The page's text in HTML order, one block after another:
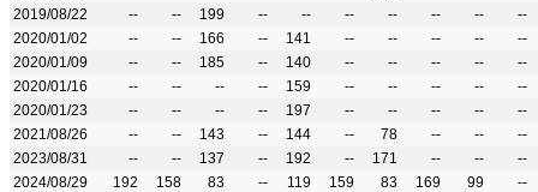
2019/08/22
-- -- 199 -- -- -- -- -- --
--
2020/01/02
-- -- 166 -- 141 -- -- -- --
--
2020/01/09
-- -- 185 -- 140 -- -- -- --
--
2020/01/16
-- -- -- -- 159 -- -- -- --
--
2020/01/23
-- -- -- -- 197 -- -- -- --
--
2021/08/26
-- -- 143 -- 144 -- 78 -- --
--
2023/08/31
-- -- 137 -- 192 -- 171 -- --
--
2024/08/29
192 158 83 -- 119 159 83 169 99
--